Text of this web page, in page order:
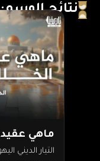
نتائج الوسم:
ماهي
التيار الديني